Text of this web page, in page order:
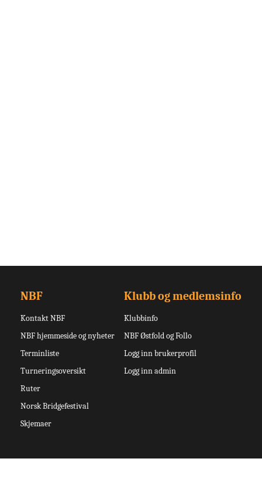
NBF
Kontakt NBF
NBF hjemmeside og nyheter
Terminliste
Turneringsoversikt
Ruter
Norsk Bridgefestival
Skjemaer
Klubb og medlemsinfo
Klubbinfo
NBF Østfold og Follo
Logg inn brukerprofil
Logg inn admin